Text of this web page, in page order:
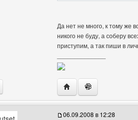
Да нет не много, к тому же
никого не буду, а соберу
приступим, а так пиши в
Посетить сайт
06.09.2008 в 12:28